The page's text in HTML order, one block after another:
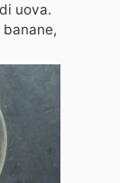
uova.